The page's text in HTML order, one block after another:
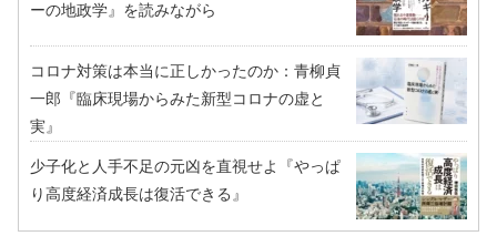
ーの地政学』を読みながら
コロナ対策は本当に正しかったのか：青柳貞
一郎『臨床現場からみた新型コロナの虚と
実』
少子化と人手不足の元凶を直視せよ『やっぱ
り高度経済成長は復活できる』